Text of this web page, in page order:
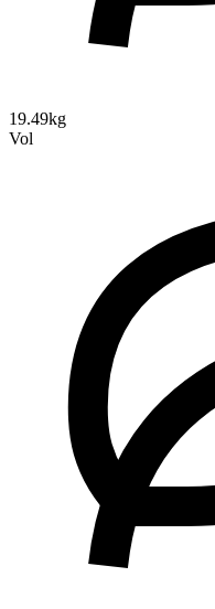
19.49kg
Vol